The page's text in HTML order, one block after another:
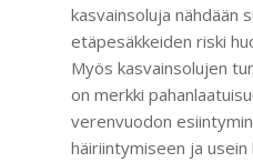
kasvainsoluja nähdään
etäpesäkkeiden riski
Myös kasvainsolujen
on merkki
verenvuodon
häiriintymiseen ja